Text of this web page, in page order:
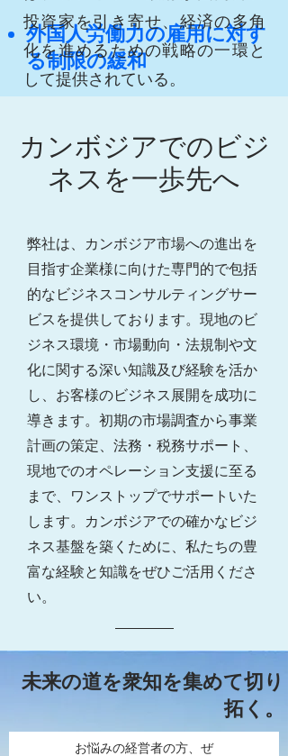
外国人労働力の雇用に対す
る制限の緩和
ある。
投資家を引き寄せ、経済の多角
化を進めるための戦略の一環と
して提供されている。
カンボジアでのビジ
ネスを一歩先へ
弊社は、カンボジア市場への進出を
目指す企業様に向けた専門的で包括
的なビジネスコンサルティングサー
ビスを提供しております。現地のビ
ジネス環境・市場動向・法規制や文
化に関する深い知識及び経験を活か
し、お客様のビジネス展開を成功に
導きます。初期の市場調査から事業
計画の策定、法務・税務サポート、
現地でのオペレーション支援に至る
まで、ワンストップでサポートいた
します。カンボジアでの確かなビジ
ネス基盤を築くために、私たちの豊
富な経験と知識をぜひご活用くださ
い。
未来の道を衆知を集めて切り
拓く。
お悩みの経営者の方、ぜ